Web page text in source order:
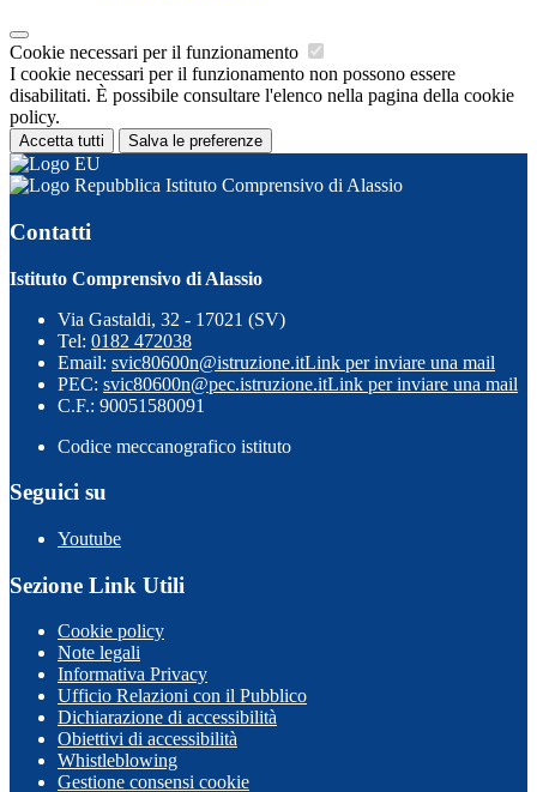
Cookie necessari per il funzionamento
I cookie necessari per il funzionamento non possono essere
disabilitati. È possibile consultare l'elenco nella pagina della cookie
policy.
Accetta tutti Salva le preferenze
Istituto Comprensivo di Alassio
Contatti
Istituto Comprensivo di Alassio
Via Gastaldi, 32 - 17021 (SV)
Tel: 0182 472038
Email: svic80600n@istruzione.itLink per inviare una mail
PEC: svic80600n@pec.istruzione.itLink per inviare una mail
C.F.: 90051580091
Codice meccanografico istituto
Seguici su
Youtube
Sezione Link Utili
Cookie policy
Note legali
Informativa Privacy
Ufficio Relazioni con il Pubblico
Dichiarazione di accessibilità
Obiettivi di accessibilità
Whistleblowing
Gestione consensi cookie